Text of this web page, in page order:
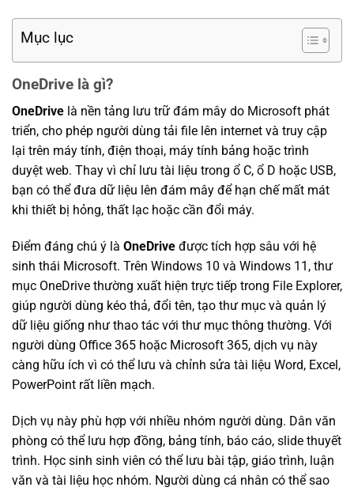
Mục lục
OneDrive là gì?
OneDrive là nền tảng lưu trữ đám mây do Microsoft phát
triển, cho phép người dùng tải file lên internet và truy cập
lại trên máy tính, điện thoại, máy tính bảng hoặc trình
duyệt web. Thay vì chỉ lưu tài liệu trong ổ C, ổ D hoặc USB,
bạn có thể đưa dữ liệu lên đám mây để hạn chế mất mát
khi thiết bị hỏng, thất lạc hoặc cần đổi máy.
Điểm đáng chú ý là OneDrive được tích hợp sâu với hệ
sinh thái Microsoft. Trên Windows 10 và Windows 11, thư
mục OneDrive thường xuất hiện trực tiếp trong File Explorer,
giúp người dùng kéo thả, đổi tên, tạo thư mục và quản lý
dữ liệu giống như thao tác với thư mục thông thường. Với
người dùng Office 365 hoặc Microsoft 365, dịch vụ này
càng hữu ích vì có thể lưu và chỉnh sửa tài liệu Word, Excel,
PowerPoint rất liền mạch.
Dịch vụ này phù hợp với nhiều nhóm người dùng. Dân văn
phòng có thể lưu hợp đồng, bảng tính, báo cáo, slide thuyết
trình. Học sinh sinh viên có thể lưu bài tập, giáo trình, luận
văn và tài liệu học nhóm. Người dùng cá nhân có thể sao